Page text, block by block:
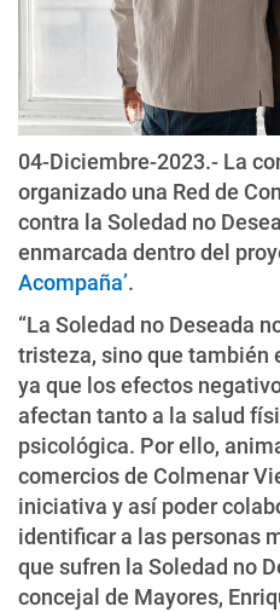
04-Diciembre-2023.- La
organizado una Red de
contra la Soledad no
enmarcada dentro del
Acompaña’.
“La Soledad no Deseada
tristeza, sino que también
ya que los efectos
afectan tanto a la salud
psicológica. Por ello,
comercios de Colmenar
iniciativa y así poder
identificar a las personas
que sufren la Soledad no
concejal de Mayores,